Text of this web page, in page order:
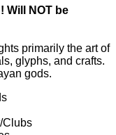
Will NOT be
primarily the art of
glyphs, and crafts.
gods.
Clubs